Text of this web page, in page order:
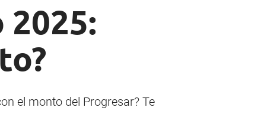
2025:
el monto del Progresar? Te